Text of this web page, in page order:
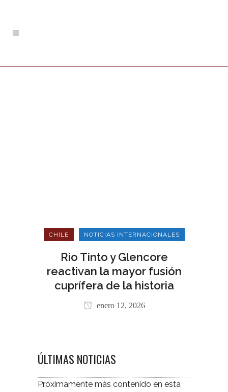
CHILE NOTICIAS INTERNACIONALES
Rio Tinto y Glencore
reactivan la mayor fusión
cuprífera de la historia
enero 12, 2026
ÚLTIMAS NOTICIAS
Próximamente más contenido en esta